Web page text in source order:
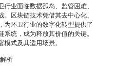
业面临数据孤岛、监管困难、
区块链技术凭借其去中心化、
为环卫行业的数字化转型提供了
统，成为释放其价值的关键。
式及其适用场景。
析